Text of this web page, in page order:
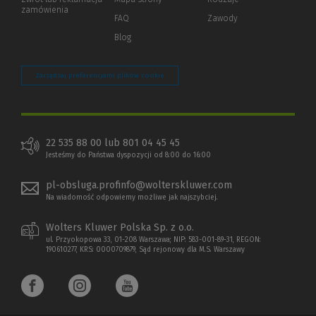
zamówienia
FAQ
Blog
Zawody
Zarządzaj preferencjami plików cookie
22 535 88 00 lub 801 04 45 45
Jesteśmy do Państwa dyspozycji od 8:00 do 16:00
pl-obsluga.profinfo@wolterskluwer.com
Na wiadomość odpowiemy możliwe jak najszybciej.
Wolters Kluwer Polska Sp. z o.o.
ul. Przyokopowa 33, 01-208 Warszawa; NIP: 583-001-89-31, REGON:
190610277, KRS: 0000709879, Sąd rejonowy dla M.S. Warszawy